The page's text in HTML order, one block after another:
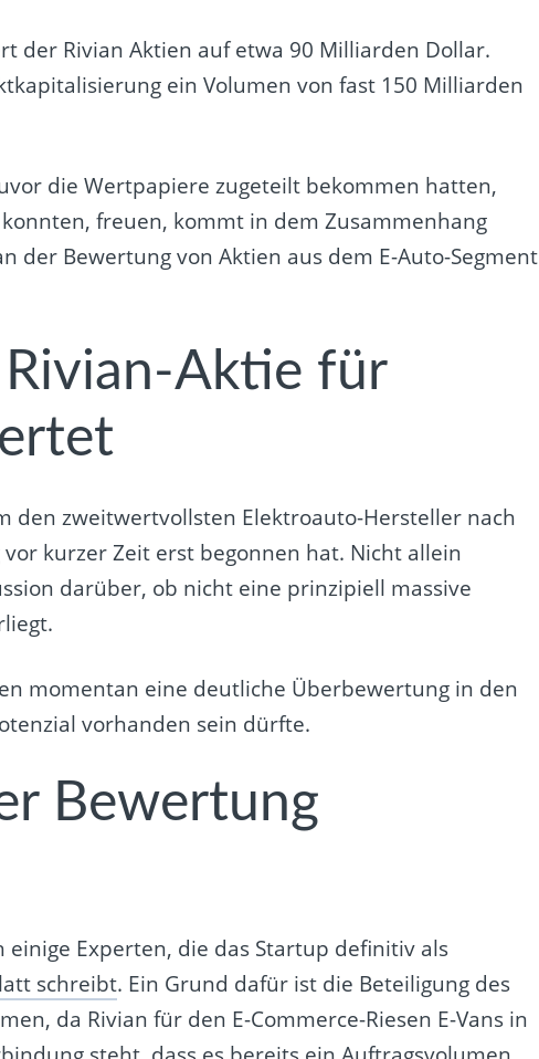
der Rivian Aktien auf etwa 90 Milliarden Dollar.
ein Volumen von fast 150 Milliarden
die Wertpapiere zugeteilt bekommen hatten,
freuen, kommt in dem Zusammenhang
der Bewertung von Aktien aus dem E-Auto-Segment
Aktie für
den zweitwertvollsten Elektroauto-Hersteller nach
kurzer Zeit erst begonnen hat. Nicht allein
darüber, ob nicht eine prinzipiell massive
momentan eine deutliche Überbewertung in den
vorhanden sein dürfte.
Bewertung
Experten, die das Startup definitiv als
schreibt. Ein Grund dafür ist die Beteiligung des
da Rivian für den E-Commerce-Riesen E-Vans in